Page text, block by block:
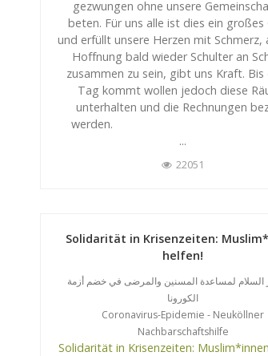
gezwungen ohne unsere
beten. Für uns alle ist dies ein großes
und erfüllt unsere Herzen mit Schmerz,
Hoffnung bald wieder Schulter an
zusammen zu sein, gibt uns Kraft. Bis
Tag kommt wollen jedoch diese
unterhalten und die Rechnungen
...
22051
Solidarität in Krisenzeiten:
helfen!
السلام لمساعدة المسنين والمرضى في خضم أزمة
الكورونا
Coronavirus-Epidemie - Neuköllner
Nachbarschaftshilfe
Solidarität in Krisenzeiten: